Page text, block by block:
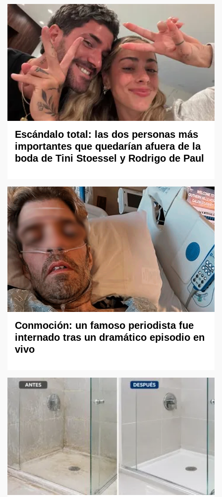
Escándalo total: las dos personas más
importantes que quedarían afuera de la
boda de Tini Stoessel y Rodrigo de Paul
Conmoción: un famoso periodista fue
internado tras un dramático episodio en
vivo